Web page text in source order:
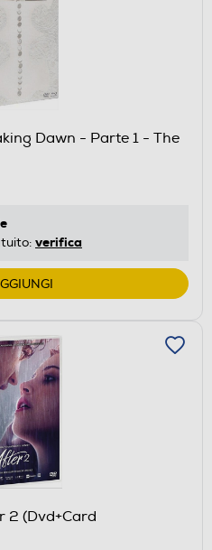
Dawn - Parte 1 - The
verifica
2 (Dvd+Card